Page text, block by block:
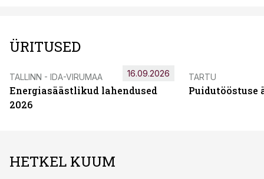
ÜRITUSED
TALLINN - IDA-VIRUMAA
Energiasäästlikud lahendused
2026
16.09.2026 TARTU
Puidutööstuse
HETKEL KUUM